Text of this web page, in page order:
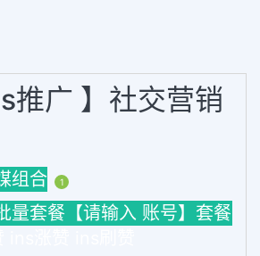
推广 】社交营销
组合 1
量套餐【请输入 账号】套餐